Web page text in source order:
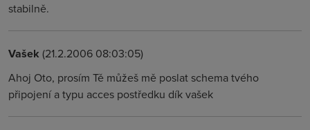
stabilně.
Vašek (21.2.2006 08:03:05)
Ahoj Oto, prosím Tě můžeš mě poslat schema tvého
připojení a typu acces postředku dík vašek